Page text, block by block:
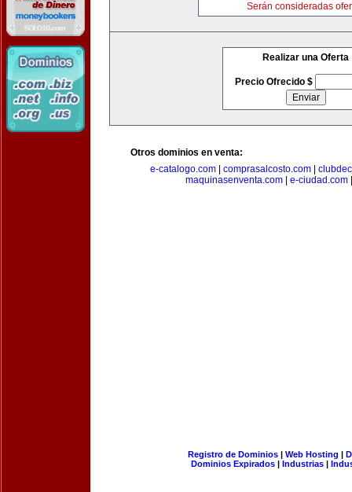
Serán consideradas
Realizar una Oferta
Precio Ofrecido $
Otros dominios en venta:
e-catalogo.com
comprasalcosto.com
maquinasenventa.com| e-ciudad.com
Registro de Dominios| Web Hosting |
Dominios Expirados | Industrias |